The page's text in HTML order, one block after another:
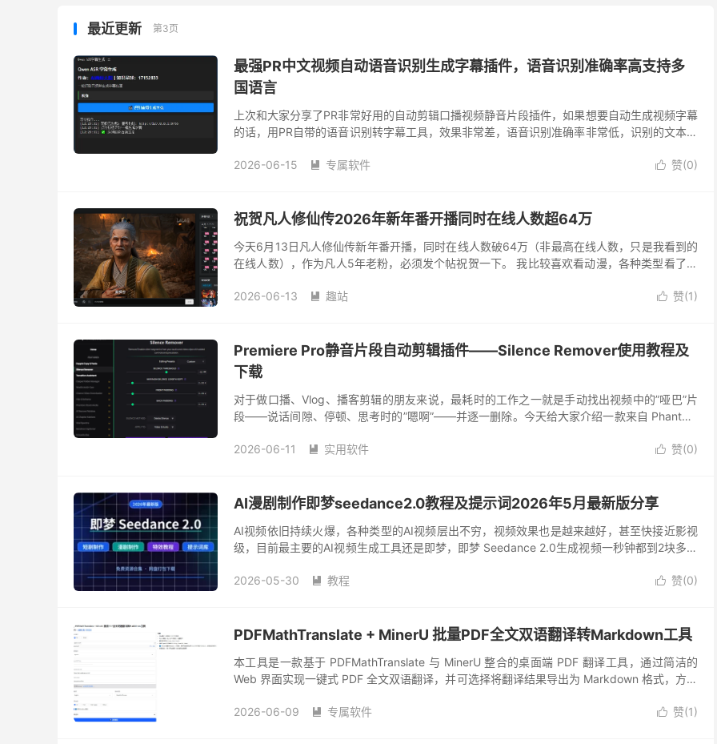
最近更新 第3页
最强PR中文视频自动语音识别生成字幕插件，语音识别准确率高支持多
国语言
上次和大家分享了PR非常好用的自动剪辑口播视频静音片段插件，如果想要自动生成视频字幕
的话，用PR自带的语音识别转字幕工具，效果非常差，语音识别准确率非常低，识别的文本差
 赞(0)
2026-06-15  专属软件
祝贺凡人修仙传2026年新年番开播同时在线人数超64万
今天6月13日凡人修仙传新年番开播，同时在线人数破64万（非最高在线人数，只是我看到的
在线人数），作为凡人5年老粉，必须发个帖祝贺一下。 我比较喜欢看动漫，各种类型看了很
 赞(1)
2026-06-13  趣站
Premiere Pro静音片段自动剪辑插件——Silence Remover使用教程及
下载
对于做口播、Vlog、播客剪辑的朋友来说，最耗时的工作之一就是手动找出视频中的”哑巴”片
段——说话间隙、停顿、思考时的”嗯啊”——并逐一删除。今天给大家介绍一款来自 Phantom
 赞(0)
2026-06-11  实用软件
AI漫剧制作即梦seedance2.0教程及提示词2026年5月最新版分享
AI视频依旧持续火爆，各种类型的AI视频层出不穷，视频效果也是越来越好，甚至快接近影视
级，目前最主要的AI视频生成工具还是即梦，即梦 Seedance 2.0生成视频一秒钟都到2块多钱
 赞(0)
2026-05-30  教程
PDFMathTranslate + MinerU 批量PDF全文双语翻译转Markdown工具
本工具是一款基于 PDFMathTranslate 与 MinerU 整合的桌面端 PDF 翻译工具，通过简洁的
Web 界面实现一键式 PDF 全文双语翻译，并可选择将翻译结果导出为 Markdown 格式，方便
 赞(1)
2026-06-09  专属软件